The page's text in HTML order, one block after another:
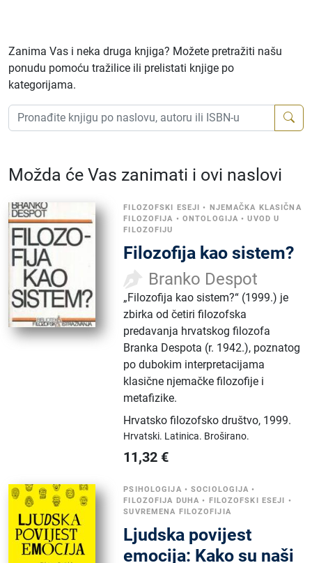
Zanima Vas i neka druga knjiga? Možete pretražiti našu
ponudu pomoću tražilice ili prelistati knjige po
kategorijama.
Možda će Vas zanimati i ovi naslovi
FILOZOFSKI ESEJI • NJEMAČKA KLASIČNA
FILOZOFIJA • ONTOLOGIJA •UVOD U
FILOZOFIJU
Filozofija kao sistem?
Branko Despot
„Filozofija kao sistem?“ (1999.) je
zbirka od četiri filozofska
predavanja hrvatskog filozofa
Branka Despota (r. 1942.), poznatog
po dubokim interpretacijama
klasične njemačke filozofije i
metafizike.
Hrvatsko filozofsko društvo, 1999.
Hrvatski. Latinica. Broširano.
11,32 €
PSIHOLOGIJA •SOCIOLOGIJA •
FILOZOFIJA DUHA • FILOZOFSKI ESEJI •
SUVREMENA FILOZOFIJIA
Ljudska povijest
emocija: Kako su naši